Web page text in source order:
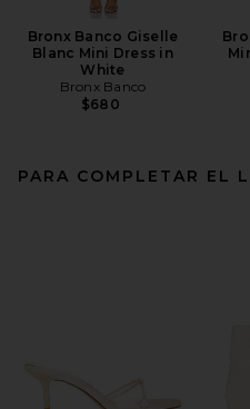
Bronx Banco Giselle
Blanc Mini Dress in
White
Bronx Banco
$680
PARA COMPLETAR EL